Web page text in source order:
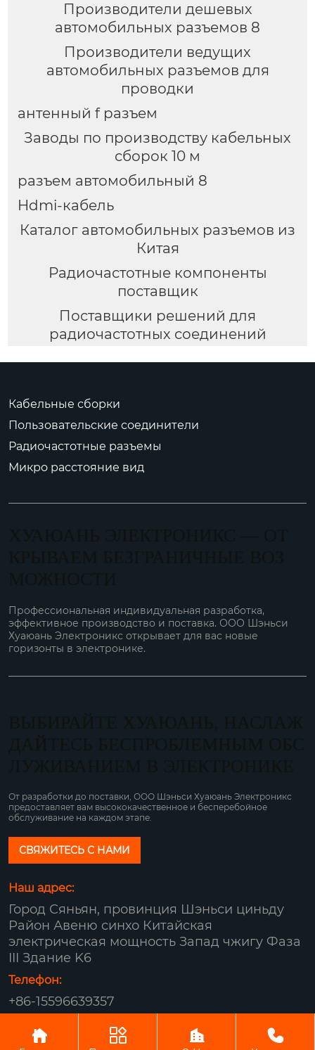
Производители дешевых
автомобильных разъемов 8
Производители ведущих
автомобильных разъемов для
проводки
антенный f разъем
Заводы по производству кабельных
сборок 10 м
разъем автомобильный 8
Hdmi-кабель
Каталог автомобильных разъемов из
Китая
Радиочастотные компоненты
поставщик
Поставщики решений для
радиочастотных соединений
Кабельные сборки
Пользовательские соединители
Радиочастотные разъемы
Микро расстояние вид
Профессиональная индивидуальная разработка,
эффективное производство и поставка. ООО Шэньси
Хуаюань Электроникс открывает для вас новые
горизонты в электронике.
От разработки до поставки, ООО Шэньси Хуаюань Электроникс
предоставляет вам высококачественное и бесперебойное
обслуживание на каждом этапе.
СВЯЖИТЕСЬ С НАМИ
Наш адрес:
Город Сяньян, провинция Шэньси циньду
Район Авеню синхо Китайская
электрическая мощность Запад чжигу Фаза
III Здание K6
Телефон:
+86-15596639357
Авторское право© ООО Шэньси Хуаюань
Электроникс
   